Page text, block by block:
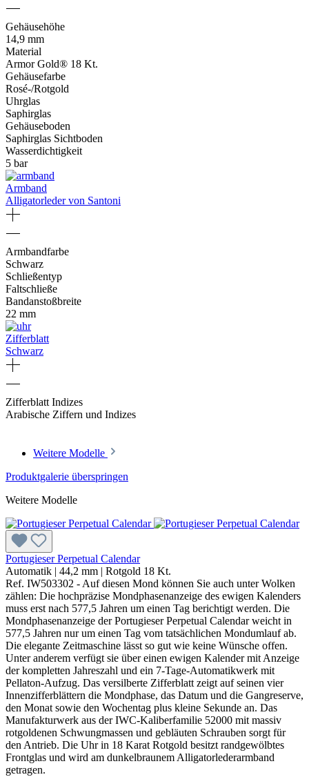
Gehäusehöhe
14,9 mm
Material
Armor Gold® 18 Kt.
Gehäusefarbe
Rosé-/Rotgold
Uhrglas
Saphirglas
Gehäuseboden
Saphirglas Sichtboden
Wasserdichtigkeit
5 bar
Armband
Alligatorleder von Santoni
Armbandfarbe
Schwarz
Schließentyp
Faltschließe
Bandanstoßbreite
22 mm
Zifferblatt
Schwarz
Zifferblatt Indizes
Arabische Ziffern und Indizes
Weitere Modelle
Produktgalerie überspringen
Weitere Modelle
Portugieser Perpetual Calendar
Automatik | 44,2 mm | Rotgold 18 Kt.
Ref. IW503302 - Auf diesen Mond können Sie auch unter Wolken
zählen: Die hochpräzise Mondphasenanzeige des ewigen Kalenders
muss erst nach 577,5 Jahren um einen Tag berichtigt werden. Die
Mondphasenanzeige der Portugieser Perpetual Calendar weicht in
577,5 Jahren nur um einen Tag vom tatsächlichen Mondumlauf ab.
Die elegante Zeitmaschine lässt so gut wie keine Wünsche offen.
Unter anderem verfügt sie über einen ewigen Kalender mit Anzeige
der kompletten Jahreszahl und ein 7-Tage-Automatikwerk mit
Pellaton-Aufzug. Das versilberte Zifferblatt zeigt auf seinen vier
Innenzifferblättern die Mondphase, das Datum und die Gangreserve,
den Monat sowie den Wochentag plus kleine Sekunde an. Das
Manufakturwerk aus der IWC-Kaliberfamilie 52000 mit massiv
rotgoldenen Schwungmassen und gebläuten Schrauben sorgt für
den Antrieb. Die Uhr in 18 Karat Rotgold besitzt randgewölbtes
Frontglas und wird am dunkelbraunem Alligatorlederarmband
getragen.